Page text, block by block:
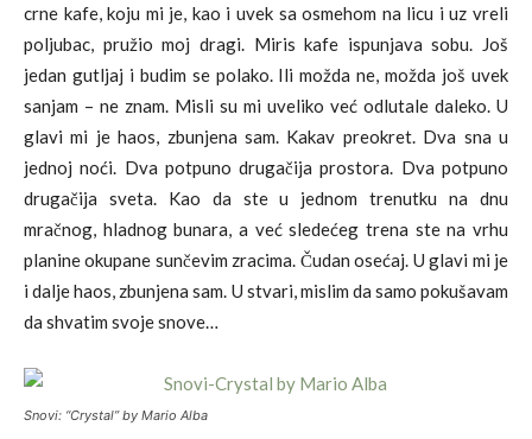
crne kafe, koju mi je, kao i uvek sa osmehom na licu i uz vreli
poljubac, pružio moj dragi. Miris kafe ispunjava sobu. Još
jedan gutljaj i budim se polako. Ili možda ne, možda još uvek
sanjam – ne znam. Misli su mi uveliko već odlutale daleko. U
glavi mi je haos, zbunjena sam. Kakav preokret. Dva sna u
jednoj noći. Dva potpuno drugačija prostora. Dva potpuno
drugačija sveta. Kao da ste u jednom trenutku na dnu
mračnog, hladnog bunara, a već sledećeg trena ste na vrhu
planine okupane sunčevim zracima. Čudan osećaj. U glavi mi je
i dalje haos, zbunjena sam. U stvari, mislim da samo pokušavam
da shvatim svoje snove…
Snovi: “Crystal” by Mario Alba